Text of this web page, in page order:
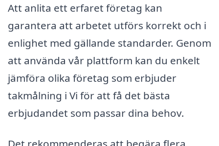
Att anlita ett erfaret företag kan
garantera att arbetet utförs korrekt och i
enlighet med gällande standarder. Genom
att använda vår plattform kan du enkelt
jämföra olika företag som erbjuder
takmålning i Vi för att få det bästa
erbjudandet som passar dina behov.